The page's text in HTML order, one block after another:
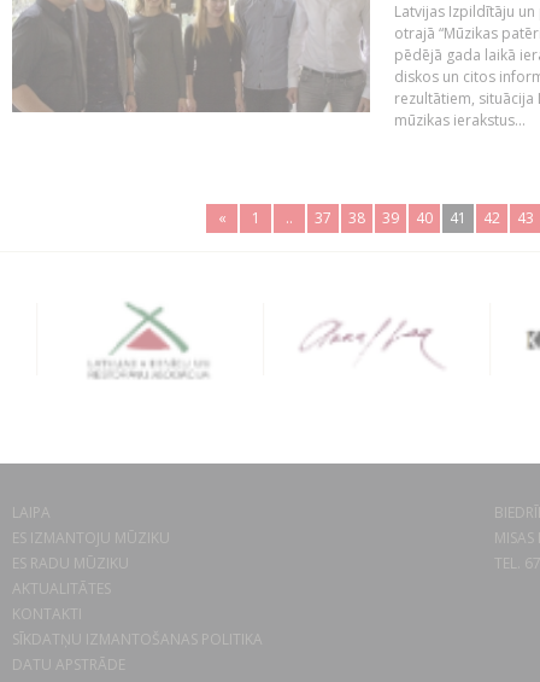
Latvijas Izpildītāju
otrajā “Mūzikas
pēdējā gada laikā
diskos un citos
rezultātiem, situācija
mūzikas ierakstus...
« 1 .. 37 38 39 40 41 42 43
LAIPA
ES IZMANTOJU MŪZIKU
ES RADU MŪZIKU
AKTUALITĀTES
KONTAKTI
SĪKDATŅU IZMANTOŠANAS POLITIKA
DATU APSTRĀDE
TEL.